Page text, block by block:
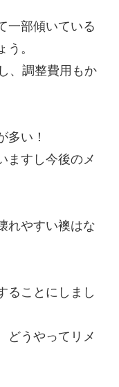
一部傾いている
。
、調整費用もか
多い！
ますし今後のメ
れやすい襖はな
ることにしまし
どうやってリメ